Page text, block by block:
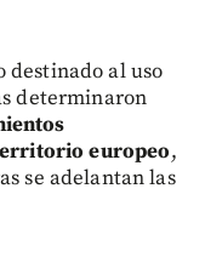
destinado al uso
determinaron
europeo,
se adelantan las